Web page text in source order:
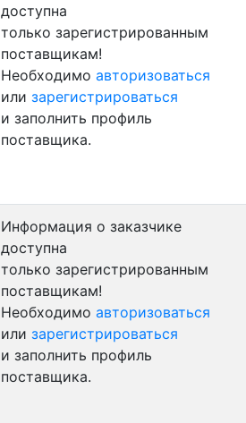
доступна
только зарегистрированным
поставщикам!
Необходимо авторизоваться
или зарегистрироваться
и заполнить профиль
поставщика.
Информация о заказчике
доступна
только зарегистрированным
поставщикам!
Необходимо авторизоваться
или зарегистрироваться
и заполнить профиль
поставщика.